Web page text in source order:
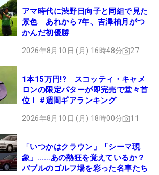
アマ時代に渋野日向子と同組で見た
景色 あれから7年、吉澤柚月がつ
かんだ初優勝
2026年8月10日 (月) 16時48分 27
1本15万円!? スコッティ・キャメ
ロンの限定パターが即完売で堂々首
位！ #週間ギアランキング
2026年8月10日 (月) 18時00分 11
「いつかはクラウン」「シーマ現
象」……あの熱狂を覚えているか？
バブルのゴルフ場を彩った名車たち